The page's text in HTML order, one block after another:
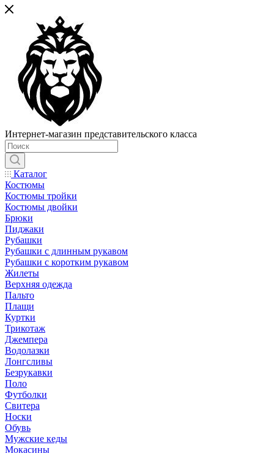
Интернет-магазин представительского класса
Каталог
Костюмы
Костюмы тройки
Костюмы двойки
Брюки
Пиджаки
Рубашки
Рубашки с длинным рукавом
Рубашки с коротким рукавом
Жилеты
Верхняя одежда
Пальто
Плащи
Куртки
Трикотаж
Джемпера
Водолазки
Лонгсливы
Безрукавки
Поло
Футболки
Свитера
Носки
Обувь
Мужские кеды
Мокасины